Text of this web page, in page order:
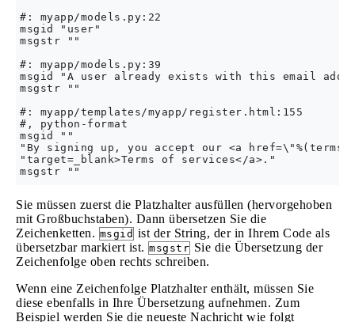
#: myapp/models.py:22
msgid "user"
msgstr ""
#: myapp/models.py:39
msgid "A user already exists with this email
msgstr ""
#: myapp/templates/myapp/register.html:155
#, python-format
msgid ""
"By signing up, you accept our <a
"target=_blank>Terms of services</a>."
Sie müssen zuerst die Platzhalter ausfüllen (hervorgehoben
mit Großbuchstaben). Dann übersetzen Sie die
Zeichenketten. msgid ist der String, der in Ihrem Code als
übersetzbar markiert ist. msgstr Sie die Übersetzung der
Zeichenfolge oben rechts schreiben.
Wenn eine Zeichenfolge Platzhalter enthält, müssen Sie
diese ebenfalls in Ihre Übersetzung aufnehmen. Zum
Beispiel werden Sie die neueste Nachricht wie folgt